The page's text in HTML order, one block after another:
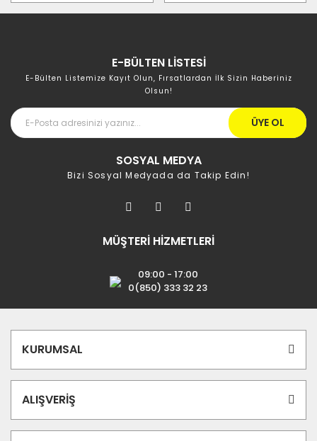
E-BÜLTEN LİSTESİ
E-Bülten Listemize Kayıt Olun, Fırsatlardan İlk Sizin Haberiniz
Olsun!
ÜYE OL
SOSYAL MEDYA
Bizi Sosyal Medyada da Takip Edin!
MÜŞTERİ HİZMETLERİ
09:00 - 17:00
0(850) 333 32 23
KURUMSAL
ALIŞVERİŞ